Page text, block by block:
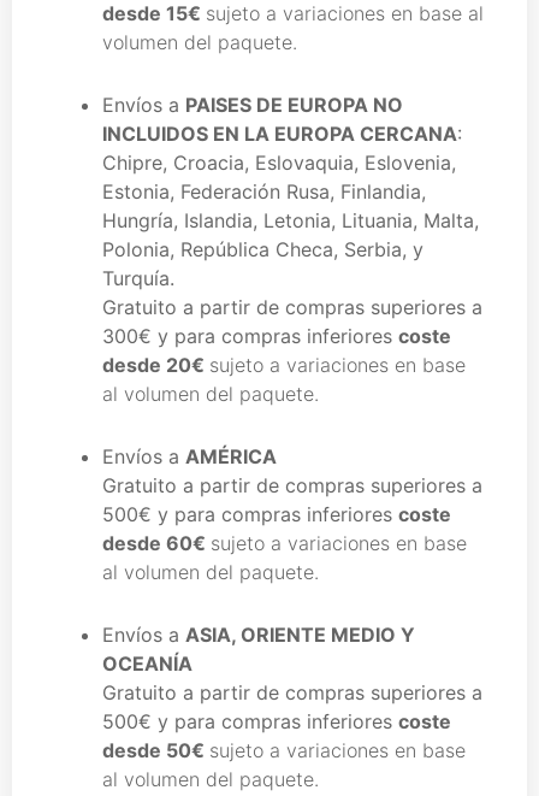
desde 15€ sujeto a variaciones en base al
volumen del paquete.
Envíos a PAISES DE EUROPA NO
INCLUIDOS EN LA EUROPA CERCANA:
Chipre, Croacia, Eslovaquia, Eslovenia,
Estonia, Federación Rusa, Finlandia,
Hungría, Islandia, Letonia, Lituania, Malta,
Polonia, República Checa, Serbia, y
Turquía.
Gratuito a partir de compras superiores a
300€ y para compras inferiores coste
desde 20€ sujeto a variaciones en base
al volumen del paquete.
Envíos a AMÉRICA
Gratuito a partir de compras superiores a
500€ y para compras inferiores coste
desde 60€ sujeto a variaciones en base
al volumen del paquete.
Envíos a ASIA, ORIENTE MEDIO Y
OCEANÍA
Gratuito a partir de compras superiores a
500€ y para compras inferiores coste
desde 50€ sujeto a variaciones en base
al volumen del paquete.